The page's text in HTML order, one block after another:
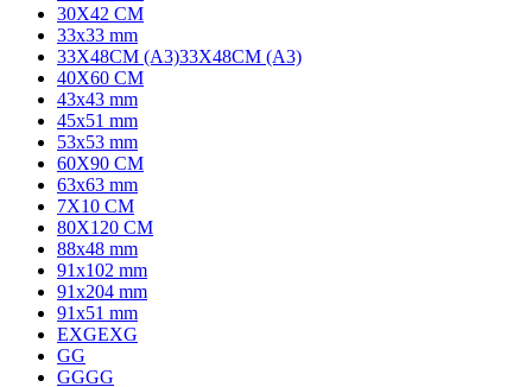
30X42 CM
33x33 mm
33X48CM (A3)33X48CM (A3)
40X60 CM
43x43 mm
45x51 mm
53x53 mm
60X90 CM
63x63 mm
7X10 CM
80X120 CM
88x48 mm
91x102 mm
91x204 mm
91x51 mm
EXGEXG
GG
GGGG